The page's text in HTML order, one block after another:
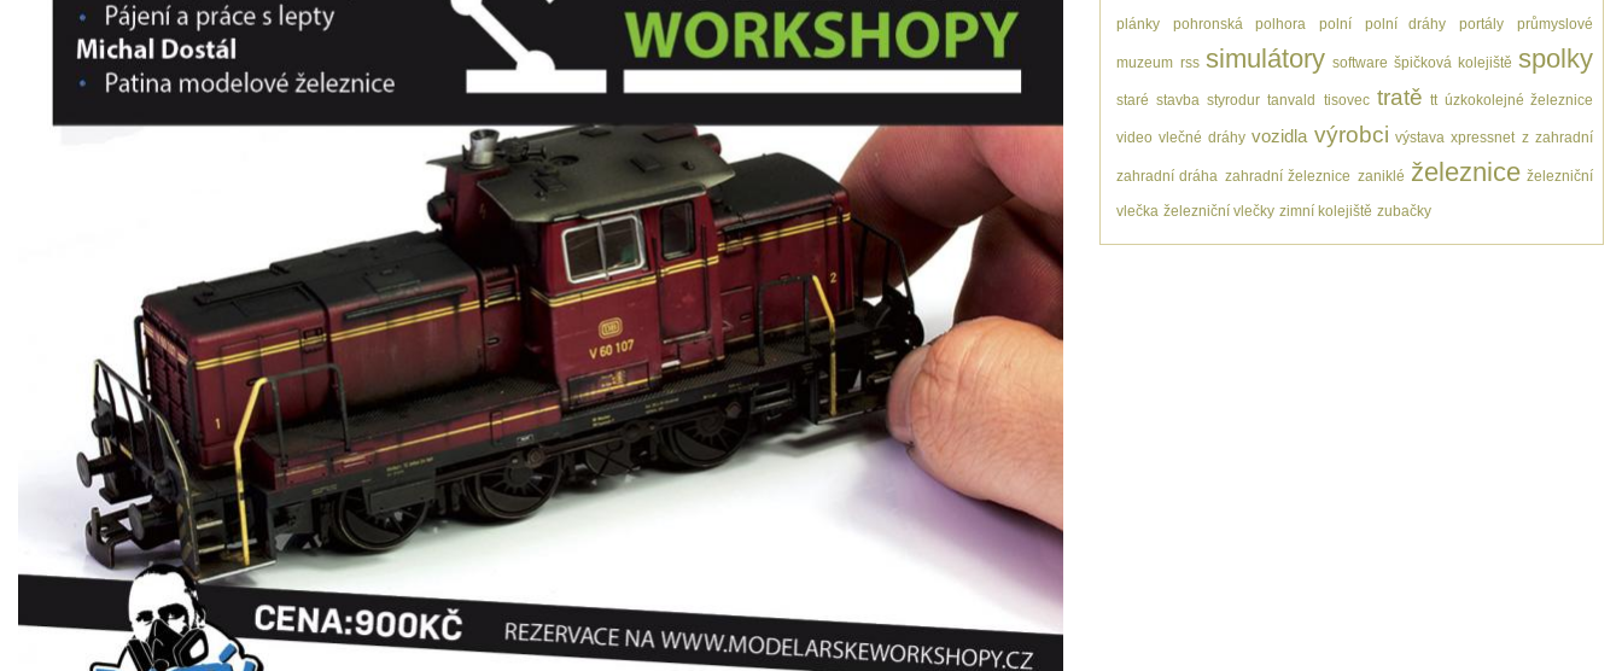
plánky pohronská polhora polní polní dráhy portály průmyslové
muzeum rss simulátory software špičková kolejiště spolky
staré stavba styrodur tanvald tisovec tratě tt úzkokolejné železnice
video vlečné dráhy vozidla výrobci výstava xpressnet z zahradní
zahradní dráha zahradní železnice zaniklé železnice železniční
vlečka železniční vlečky zimní kolejiště zubačky